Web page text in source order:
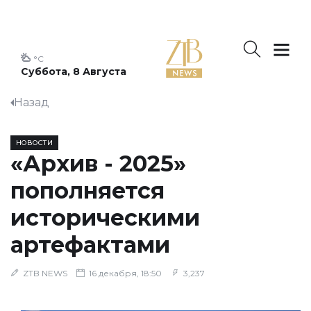
Суббота, 8 Августа
°C
Назад
НОВОСТИ
​«Архив - 2025»
пополняется
историческими
артефактами
ZTB NEWS 16 декабря, 18:50 3,237